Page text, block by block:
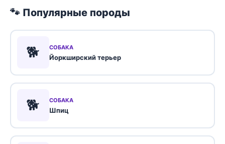
🐾 Популярные породы
🐕 СОБАКА
Йоркширский терьер
🐕 СОБАКА
Шпиц